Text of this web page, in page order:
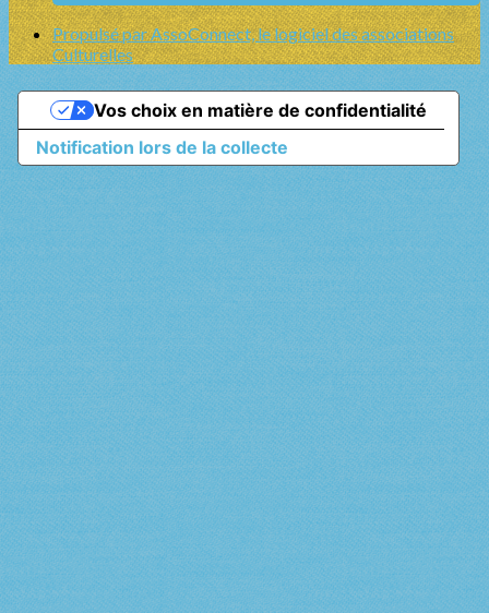
Propulsé par AssoConnect, le logiciel des associations
Culturelles
Notification lors de la collecte
Vos choix en matière de confidentialité